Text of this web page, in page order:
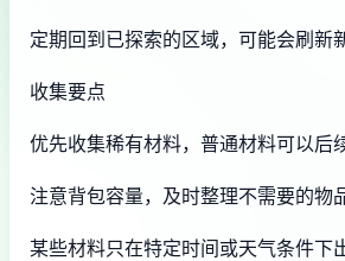
定期回到已探索的区域，可能会刷新
收集要点
优先收集稀有材料，普通材料可以后
注意背包容量，及时整理不需要的物
某些材料只在特定时间或天气条件下